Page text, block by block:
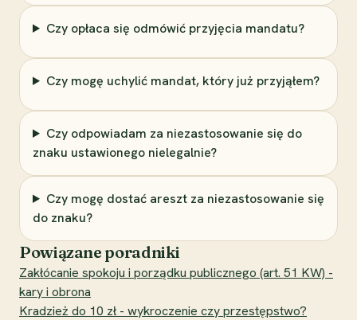
Czy opłaca się odmówić przyjęcia mandatu?
Czy mogę uchylić mandat, który już przyjąłem?
Czy odpowiadam za niezastosowanie się do
znaku ustawionego nielegalnie?
Czy mogę dostać areszt za niezastosowanie się
do znaku?
Powiązane poradniki
Zakłócanie spokoju i porządku publicznego (art. 51 KW) -
kary i obrona
Kradzież do 10 zł - wykroczenie czy przestępstwo?